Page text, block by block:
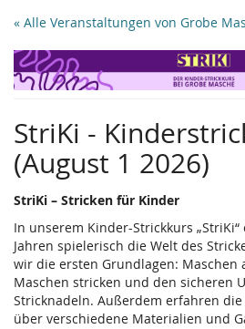
Zum
Inhalt
springen
« Alle Veranstaltungen von Grobe
StriKi -
(August 1 2026)
StriKi – Stricken für Kinder
In unserem Kinder-Strickkurs
Jahren spielerisch die Welt des
wir die ersten Grundlagen: Maschen
Maschen stricken und den sicheren
Stricknadeln. Außerdem erfahren
über verschiedene Materialien und